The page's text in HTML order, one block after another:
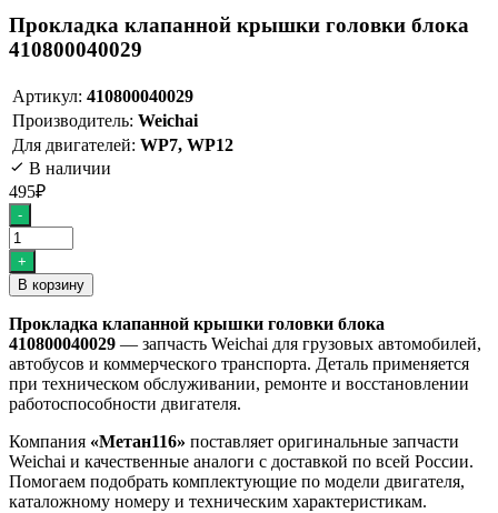
Прокладка клапанной крышки головки блока
410800040029
Артикул: 410800040029
Производитель: Weichai
Для двигателей: WP7, WP12
В наличии
495₽
Количество
товара
Прокладка
клапанной
крышки
блока
410800040029
-
+
В корзину
Прокладка клапанной крышки головки блока
410800040029 — запчасть Weichai для грузовых автомобилей,
автобусов и коммерческого транспорта. Деталь применяется
при техническом обслуживании, ремонте и восстановлении
работоспособности двигателя.
Компания «Метан116» поставляет оригинальные запчасти
Weichai и качественные аналоги с доставкой по всей России.
Помогаем подобрать комплектующие по модели двигателя,
каталожному номеру и техническим характеристикам.